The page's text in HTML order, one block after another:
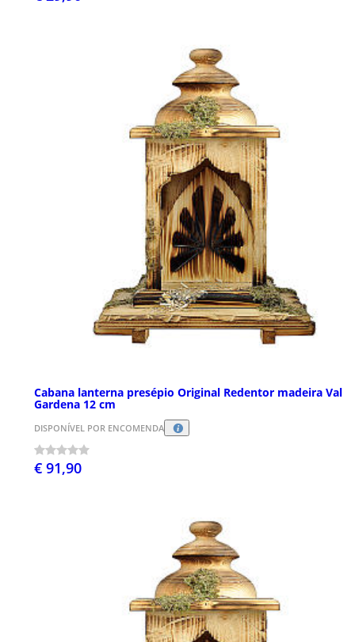
Cabana lanterna presépio Original Redentor madeira Val
Gardena 12 cm
DISPONÍVEL POR ENCOMENDA
€ 91,90